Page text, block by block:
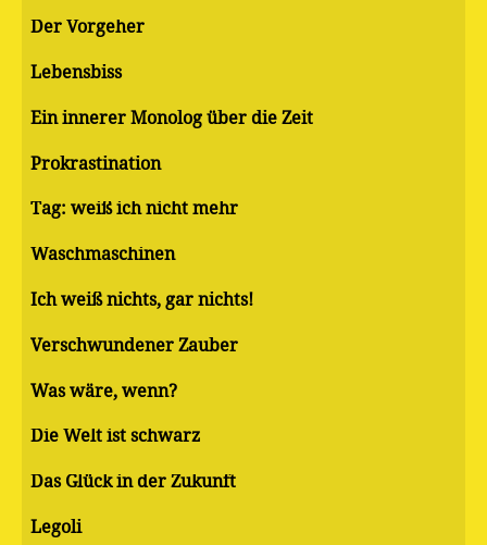
Der Vorgeher
Lebensbiss
Ein innerer Monolog über die Zeit
Pro­kras­ti­na­ti­on
Tag: weiß ich nicht mehr
Waschmaschinen
Ich weiß nichts, gar nichts!
Verschwundener Zauber
Was wäre, wenn?
Die Welt ist schwarz
Das Glück in der Zukunft
Legoli